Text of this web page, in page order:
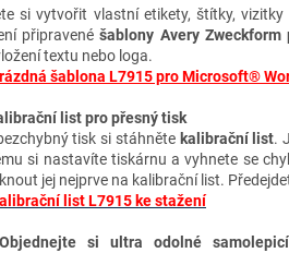
si vytvořit vlastní etikety, štítky,
připravenéšablony Avery
textu nebo loga.
šablona L7915 pro Microsoft®
list pro přesný tisk
tisk si stáhněte kalibrační list.
si nastavíte tiskárnu a vyhnete se
jej nejprve na kalibrační list.
list L7915 ke stažení
Objednejte si ultra odolné